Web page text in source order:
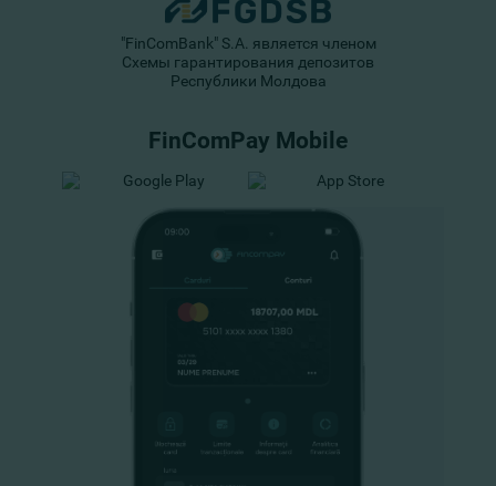
"FinComBank" S.A. является членом
Схемы гарантирования депозитов
Республики Молдова
FinComPay Mobile